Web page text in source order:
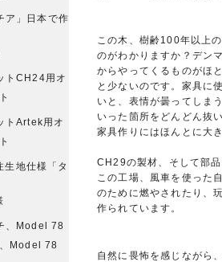
この木、樹齢100年以上
のがわかりますか？デン
からやってくるものがほ
と少ないのです。家具に
いと、表情が曇ってしま
いった箇所をどんどん抜
家具作りにはほんとに大
CH29の製材、そして部
この工場、風車を使った
のために燃やされたり、
作られています。
自然に畏怖を感じながら
日本で作
CH24用オ
Artek用オ
「タ
Model 78